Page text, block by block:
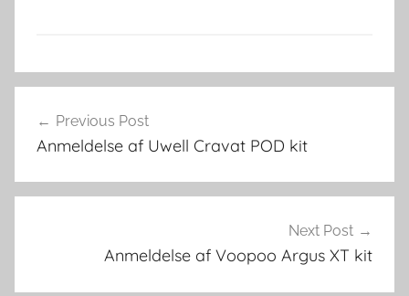
P
s
–
Previous Post
Anmeldelse af Uwell Cravat POD kit
Next Post
Anmeldelse af Voopoo Argus XT kit